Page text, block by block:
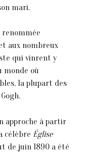
mari.
renommée
aux nombreux
qui vinrent y
monde où
la plupart des
approche à partir
célèbre Église
de juin 1890 a été